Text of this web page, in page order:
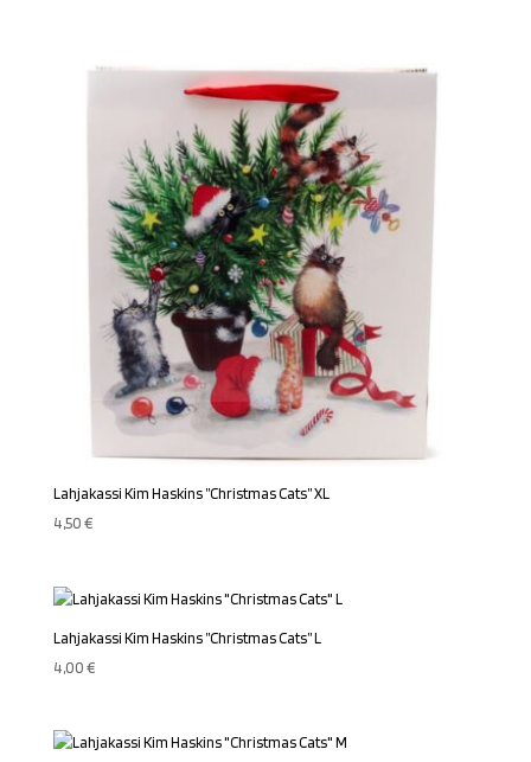
Lahjakassi Kim Haskins ”Christmas Cats” XL
4,50€
Lahjakassi Kim Haskins ”Christmas Cats” L
4,00€